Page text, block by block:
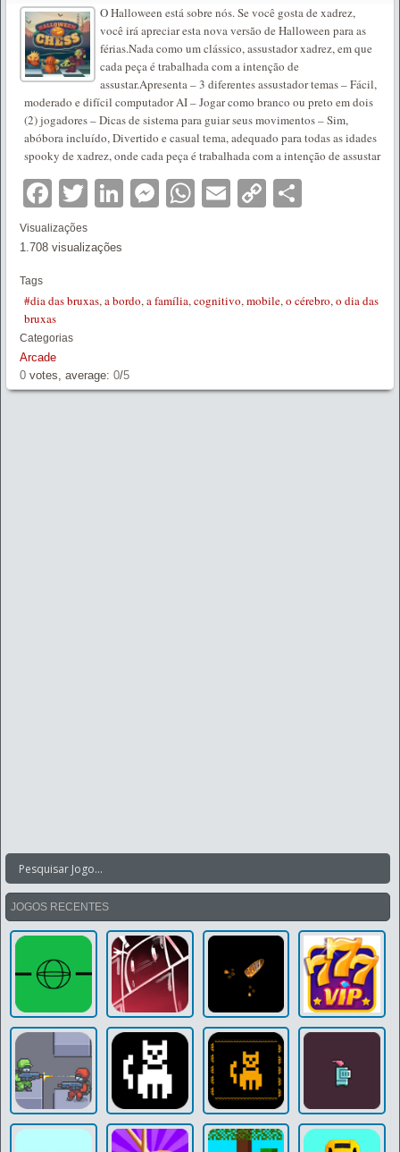
O Halloween está sobre nós. Se você gosta de xadrez,
você irá apreciar esta nova versão de Halloween para as
férias.Nada como um clássico, assustador xadrez, em que
cada peça é trabalhada com a intenção de
assustar.Apresenta – 3 diferentes assustador temas – Fácil,
moderado e difícil computador AI – Jogar como branco ou preto em dois
(2) jogadores – Dicas de sistema para guiar seus movimentos – Sim,
abóbora incluído, Divertido e casual tema, adequado para todas as idades
spooky de xadrez, onde cada peça é trabalhada com a intenção de assustar
Facebook
TwitterLinkedIn
Messenger
WhatsApp
EmailCopy
Visualizações
1.708 visualizações
Tags
#dia das bruxas,a bordo,a família,cognitivo,mobile,o cérebro,o dia das
bruxas
Categorias
Arcade
0 votes, average: 0/5
JOGOS RECENTES